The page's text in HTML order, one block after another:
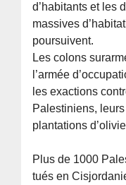
d’habitants et les
massives
poursuivent.
Les colons
l’armée
les exactions
Palestiniens,
plantations
Plus de 1000
tués en